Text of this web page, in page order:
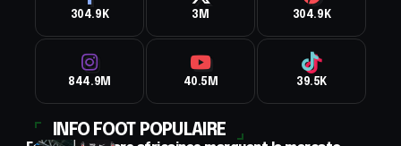
304.9K 3M 304.9K
844.9M 40.5M 39.5K
INFO FOOT POPULAIRE